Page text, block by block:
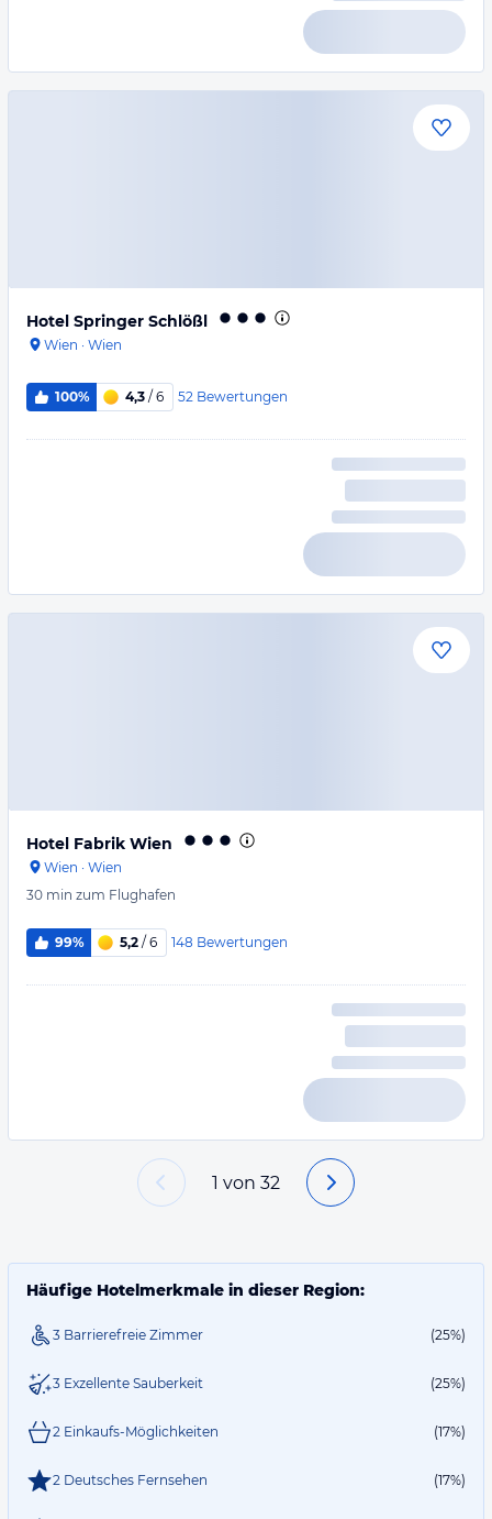
Hotel Springer Schlößl
Wien · Wien
100% 4,3 / 6 52 Bewertungen
Hotel Fabrik Wien
Wien · Wien
30 min zum Flughafen
99% 5,2 / 6 148 Bewertungen
1 von 32
Häufige Hotelmerkmale in dieser Region:
3 Barrierefreie Zimmer (25%)
3 Exzellente Sauberkeit (25%)
2 Einkaufs-Möglichkeiten (17%)
2 Deutsches Fernsehen (17%)